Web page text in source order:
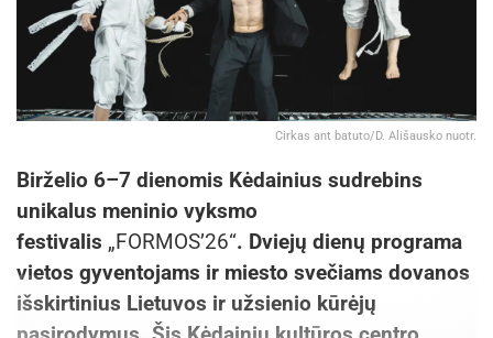
Cirkas ant batuto/D. Ališausko nuotr.
Birželio 6–7 dienomis Kėdainius sudrebins
unikalus meninio vyksmo
festivalis „FORMOS’26“. Dviejų dienų programa
vietos gyventojams ir miesto svečiams dovanos
išskirtinius Lietuvos ir užsienio kūrėjų